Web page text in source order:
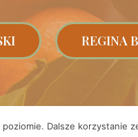
REGINA
|Regulamin
Dalsze korzystanie